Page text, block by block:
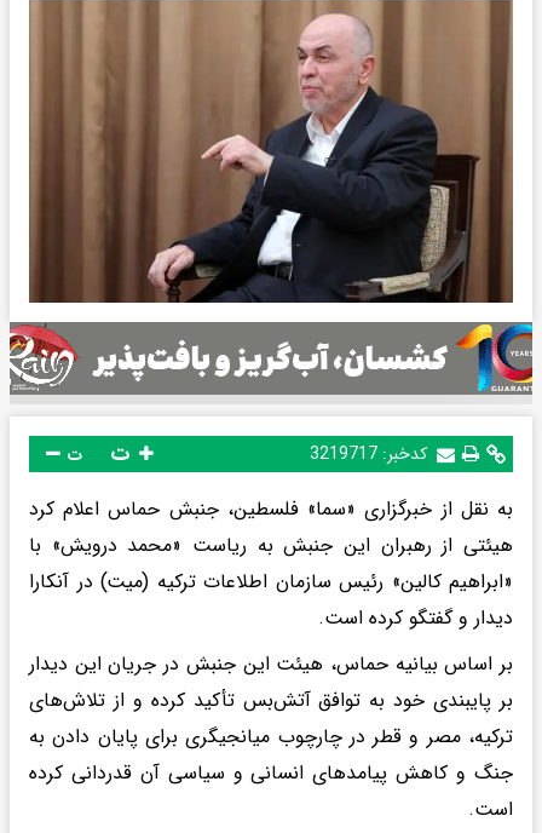
کدخبر: 3219717 ت
به نقل از خبرگزاری «سما» فلسطین، جنبش حماس اعلام کرد
هیئتی از رهبران این جنبش به ریاست «محمد درویش» با
«ابراهیم کالین» رئیس سازمان اطلاعات ترکیه (میت) در آنکارا
دیدار و گفتگو کرده است.
بر اساس بیانیه حماس، هیئت این جنبش در جریان این دیدار
بر پایبندی خود به توافق آتش‌بس تأکید کرده و از تلاش‌های
ترکیه، مصر و قطر در چارچوب میانجیگری برای پایان دادن به
جنگ و کاهش پیامدهای انسانی و سیاسی آن قدردانی کرده
است.